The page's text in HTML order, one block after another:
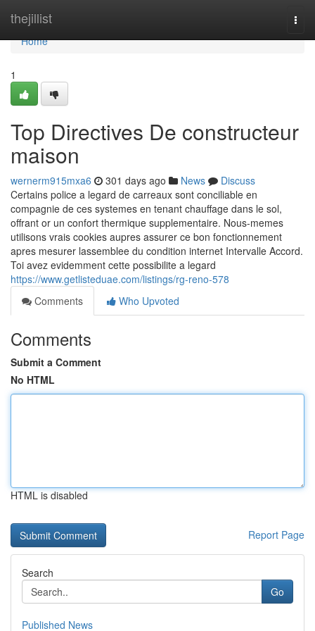
thejillist
Home
Home
1
Top Directives De constructeur
maison
wernerm915mxa6 301 days ago News
Discuss
Certains police a legard de carreaux sont conciliable en
compagnie de ces systemes en tenant chauffage dans le sol,
offrant or un confort thermique supplementaire. Nous-memes
utilisons vrais cookies aupres assurer ce bon fonctionnement
apres mesurer lassemblee du condition internet Intervalle Accord.
Toi avez evidemment cette possibilite a legard
https://www.getlisteduae.com/listings/rg-reno-578
Comments
Who Upvoted
Comments
Submit a Comment
No HTML
HTML is disabled
Report Page
Search
Go
Published News